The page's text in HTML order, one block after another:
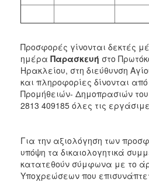
Προσφορές γίνονται δεκτές
ημέρα Παρασκευή στο
Ηρακλείου, στη διεύθυνση
και πληροφορίες δίνονται
Προμήθειών- Δημοπρασιών
2813 409185 όλες τις
Για την αξιολόγηση των
υπόψη τα δικαιολογητικά
κατατεθούν σύμφωνα με το
Υποχρεώσεων που